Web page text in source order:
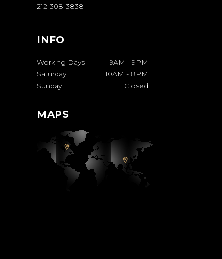
212-308-3838
INFO
Working Days 9AM - 9PM
Saturday
10AM - 8PM
Sunday
Closed
MAPS